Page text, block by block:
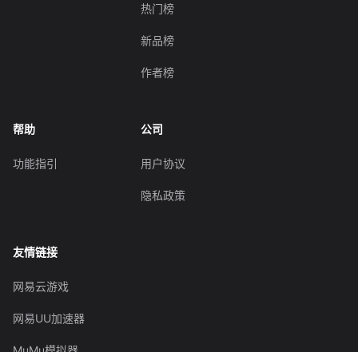
热门榜
新品榜
作者榜
帮助
功能指引
公司
用户协议
隐私政策
友情链接
网易云游戏
网易UU加速器